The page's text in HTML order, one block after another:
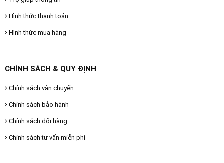
Hình thức thanh toán
Hình thức mua hàng
CHÍNH SÁCH & QUY ĐỊNH
Chính sách vận chuyển
Chính sách bảo hành
Chính sách đổi hàng
Chính sách tư vấn miễn phí